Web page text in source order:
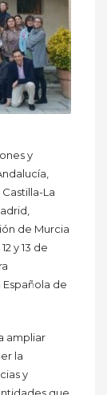
y
La
de Murcia
y 13 de
de
ampliar
la
y